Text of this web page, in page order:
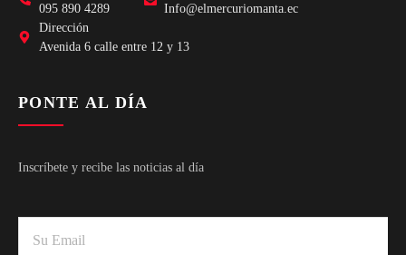
095 890 4289
Info@elmercuriomanta.ec
Dirección
Avenida 6 calle entre 12 y 13
PONTE AL DÍA
Inscríbete y recibe las noticias al día